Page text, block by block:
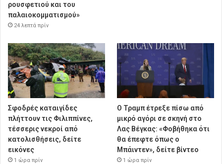
ρουσφετιού και του
παλαιοκομματισμού»
24 λεπτά πρίν
Σφοδρές καταιγίδες
πλήττουν τις Φιλιππίνες,
τέσσερις νεκροί από
κατολισθήσεις, δείτε
εικόνες
1 ώρα πρίν
Ο Τραμπ έτρεξε πίσω από
μικρό αγόρι σε σκηνή στο
Λας Βέγκας: «Φοβήθηκα ότι
θα έπεφτε όπως ο
Μπάιντεν», δείτε βίντεο
1 ώρα πρίν